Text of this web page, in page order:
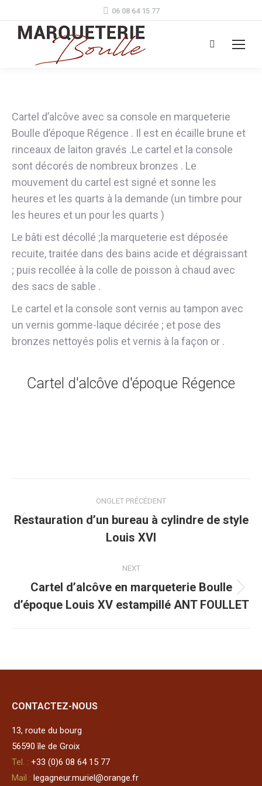
06 08 64 15 77
Search:
Cartel d’alcôve avec sa console en marqueterie
Boulle d’époque Régence . Il est en écaille brune et
rinceaux de laiton gravés .Le cartel et la console
sont décorés de nombreux bronzes . Le
mouvement du cartel est signé et sonne les
heures et les quarts à la demande (un timbre pour
les heures et un pour les quarts )
Le bâti est décollé ;la marqueterie est déposée
recuite, traitée dans des bains acide et dégraissant
; puis recollée à la colle de poisson à chaud avec
des sacs de sable .
Le cartel et la console sont vernis au tampon avec
un vernis gomme-laque décirée ; et pose des
bronzes nettoyés polis et vernis à la façon or .
Cartel d'alcôve d'époque Régence
de
ONGLET PRÉCÉDENT
Onglet
précédent
Restauration d’un bureau à cylindre de style
Louis XVI
NEXT
Projets
similaires
Cartel d’alcôve en marqueterie Boulle
d’époque Louis XV estampillé ANT FOULLET
CONTACTEZ-NOUS
13, route du bourg
56590 île de Groix
Tel. : +33 (0)6 08 64 15 77
Mail : legagneur.muriel@orange.fr